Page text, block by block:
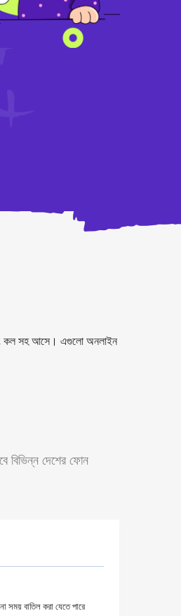
কল সহ আসে। এগুলো অনলাইন
বিভিন্ন দেশের ফোন
সময় বাতিল করা যেতে পারে